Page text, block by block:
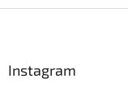
Instagram